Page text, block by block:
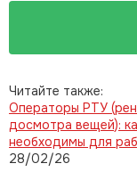
Читайте также:
Операторы РТУ
досмотра вещей):
необходимы для
28/02/26